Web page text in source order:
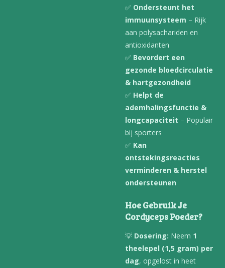
✅ Ondersteunt het
immuunsysteem – Rijk
aan polysachariden en
antioxidanten
✅ Bevordert een
gezonde bloedcirculatie
& hartgezondheid
✅ Helpt de
ademhalingsfunctie &
longcapaciteit – Populair
bij sporters
✅ Kan
ontstekingsreacties
verminderen & herstel
ondersteunen
Hoe Gebruik Je
Cordyceps Poeder?
💡 Dosering: Neem 1
theelepel (1,5 gram) per
dag, opgelost in heet